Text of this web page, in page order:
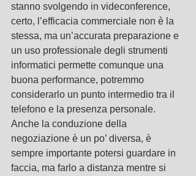
stanno svolgendo in videconference,
certo, l’efficacia commerciale non è la
stessa, ma un’accurata preparazione e
un uso professionale degli strumenti
informatici permette comunque una
buona performance, potremmo
considerarlo un punto intermedio tra il
telefono e la presenza personale.
Anche la conduzione della
negoziazione è un po’ diversa, è
sempre importante potersi guardare in
faccia, ma farlo a distanza mentre si